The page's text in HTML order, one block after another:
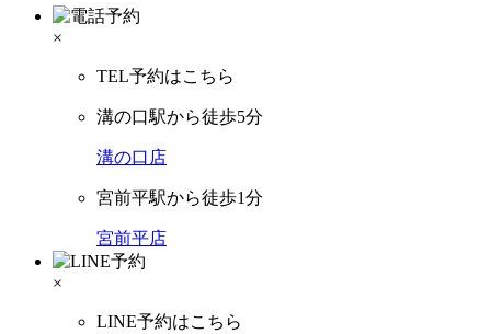
×
TEL予約はこちら
溝の口駅から徒歩5分
溝の口店
宮前平駅から徒歩1分
宮前平店
×
LINE予約はこちら